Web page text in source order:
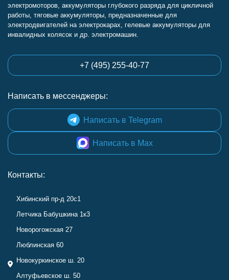
электромоторов, аккумуляторы глубокого разряда для цикличной
работы, тяговые аккумуляторы, предназначенные для
электродвигателей на электрокарах, гелевые аккумуляторы для
инвалидных колясок и др. электромашин.
+7 (495) 255-40-77
Написать в мессенджеры:
Написать в Telegram
Написать в Max
Контакты:
Хибинский пр-д 20с1
Летчика Бабушкина 1к3
Новорогожская 27
Люблинская 60
Новокуркинское ш. 20
Алтуфьевское ш. 50